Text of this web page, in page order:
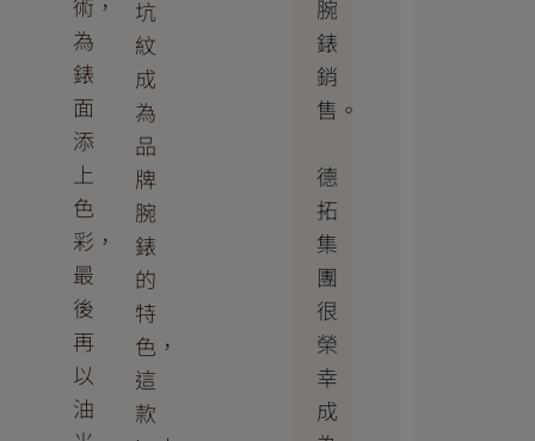
術，
為
錶
面
添
上
色
彩，
最
後
再
以
油
坑
紋
成
為
品
牌
腕
錶
的
特
色，
這
款
腕
錶
銷
售。
德
拓
集
團
很
榮
幸
成